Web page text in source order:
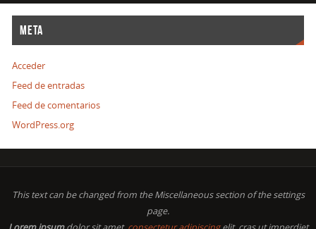
META
Acceder
Feed de entradas
Feed de comentarios
WordPress.org
This text can be changed from the Miscellaneous section of the settings
page.